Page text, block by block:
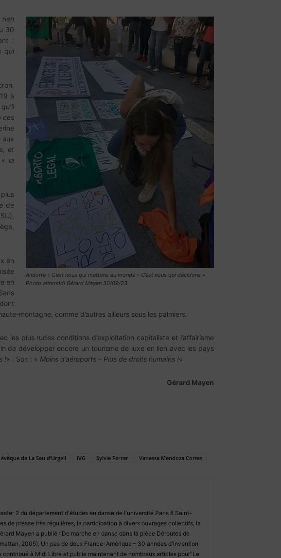
Andorre « C’est nous qui mettons au monde – C’est nous qui décidons »
Photo altermidi Gérard Mayen 30/09/23
rien
30
:
qui
à
ces
aux
et
la
de
en
en
montagne, comme d’autres ailleurs sous les palmiers.
les plus rudes conditions d’exploitation capitaliste et l’affairisme
de développer encore un tourisme de luxe en lien avec les pays
!« . Soit : « Moins d’aéroports – Plus de droits humains !«
Gérard Mayen
évêque de La Seu d’Urgell IVG Sylvie Ferrer Vanessa Mendoza Cortes
2 du département d'études en danse de l'université Paris 8 Saint-
de presse très régulières, la participation à divers ouvrages collectifs, la
Mayen a publié : De marche en danse dans la pièce Déroutes de
2005), Un pas de deux France-Amérique – 30 années d'invention
à Midi Libre et publie maintenant de nombreux articles pour"Le